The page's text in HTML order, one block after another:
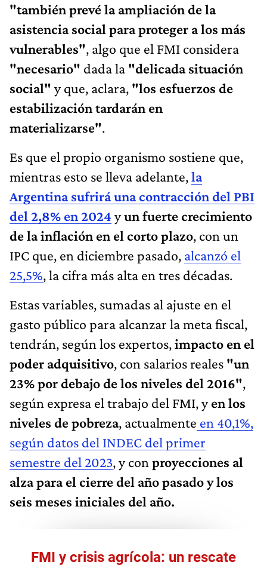
"también prevé la ampliación de la
asistencia social para proteger a los más
vulnerables", algo que el FMI considera
"necesario" dada la "delicada situación
social" y que, aclara, "los esfuerzos de
estabilización tardarán en
materializarse".
Es que el propio organismo sostiene que,
mientras esto se lleva adelante,la
Argentina sufrirá una contracción del PBI
del 2,8% en 2024 yun fuerte crecimiento
de la inflación en el corto plazo, con un
IPC que, en diciembre pasado, alcanzó el
25,5%, la cifra más alta en tres décadas.
Estas variables, sumadas al ajuste en el
gasto público para alcanzar la meta fiscal,
tendrán, según los expertos,impacto en el
poder adquisitivo, con salarios reales "un
23% por debajo de los niveles del 2016",
según expresa el trabajo del FMI, yen los
niveles de pobreza, actualmente en 40,1%,
según datos del INDEC del primer
semestre del 2023, y con proyecciones al
alza para el cierre del año pasado y los
seis meses iniciales del año.
FMI y crisis agrícola: un rescate